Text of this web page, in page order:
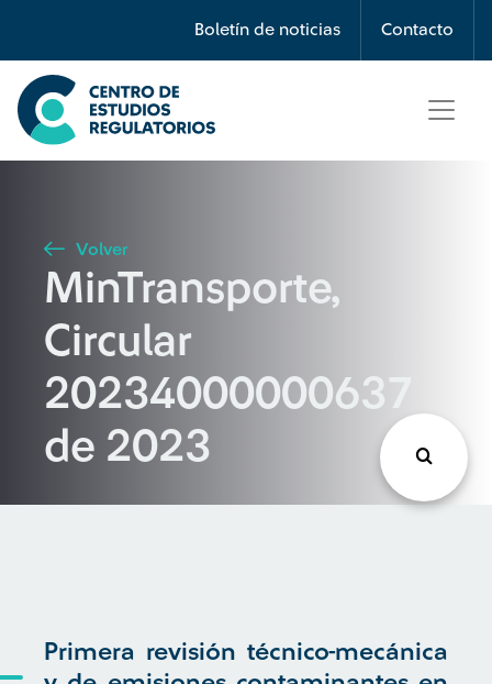
Boletín de noticias Contacto
Búsqueda
Seleccione país
Buscar
Volver
MinTransporte,
Circular
20234000000637
de 2023
Primera revisión técnico-mecánica